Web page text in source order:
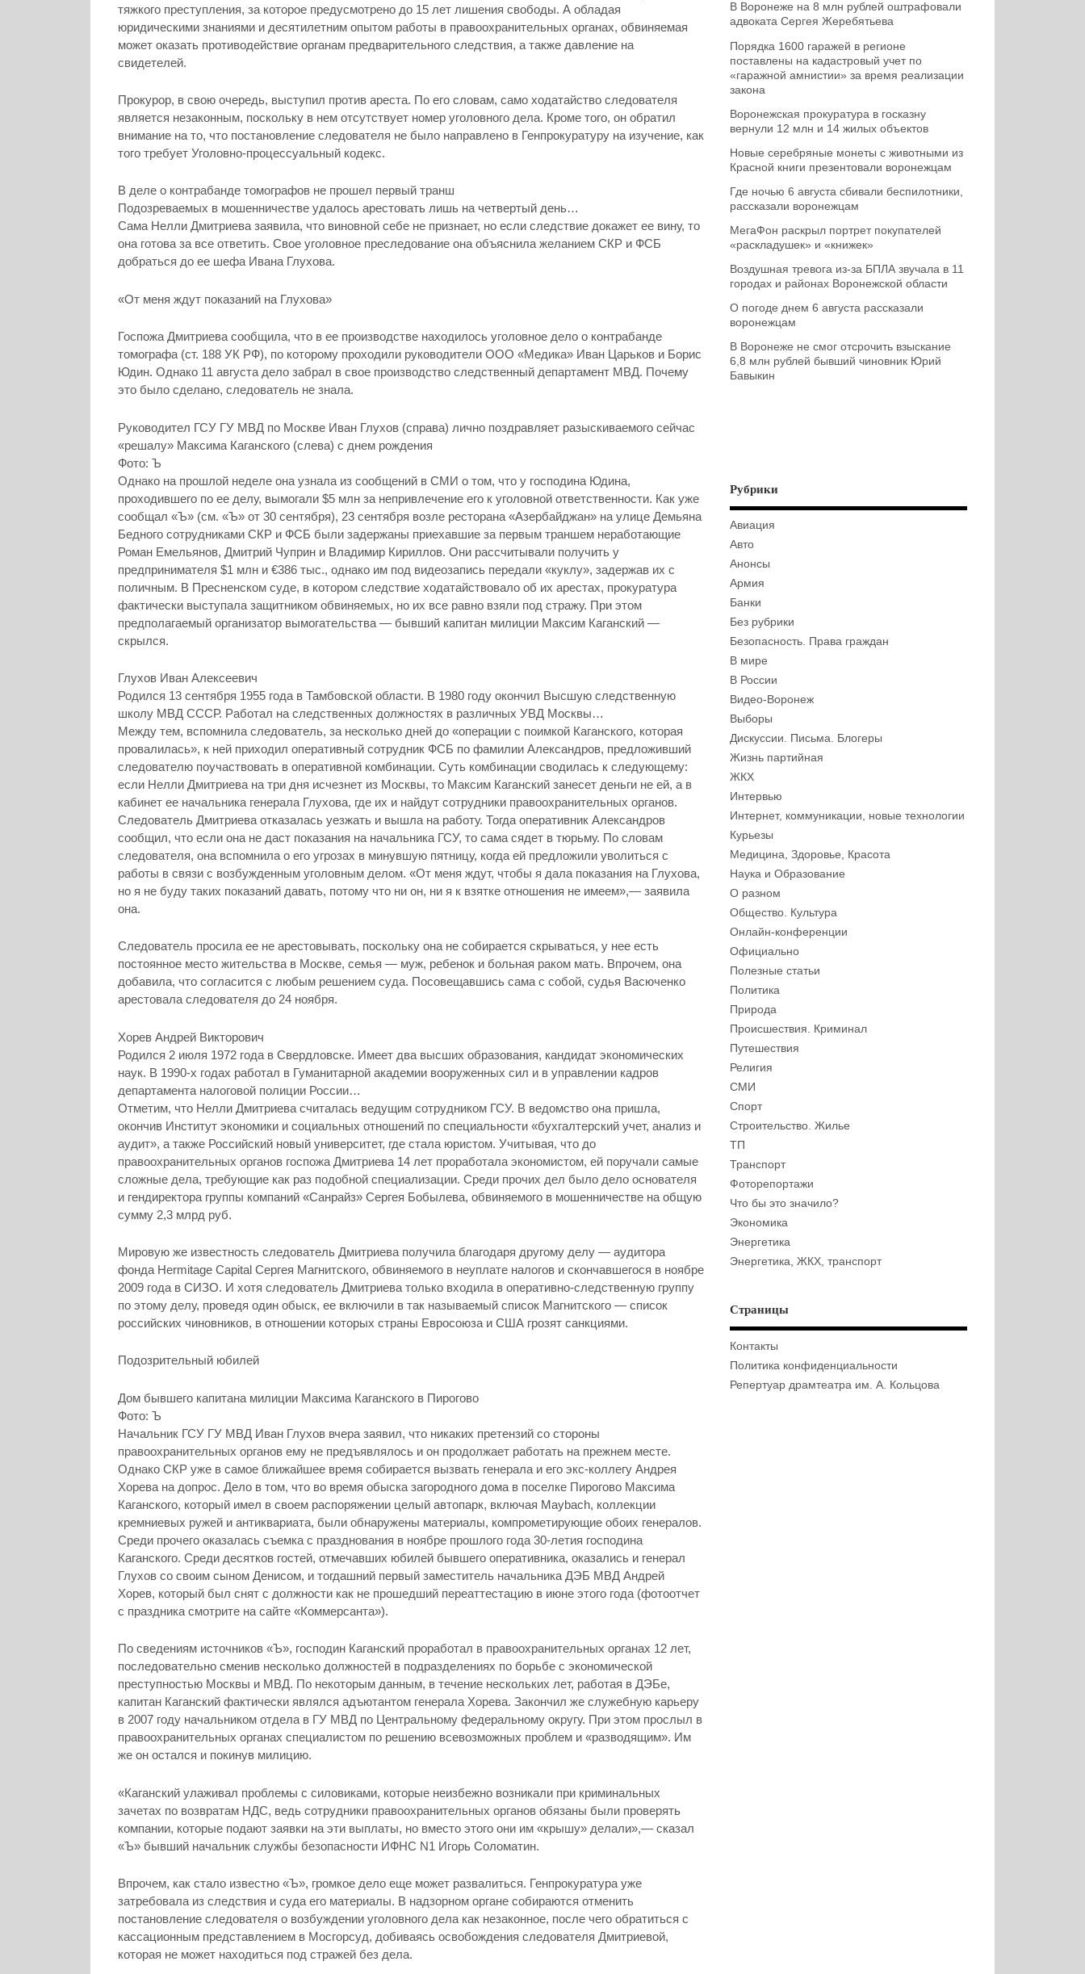
тяжкого преступления, за которое предусмотрено до 15 лет лишения свободы. А обладая
юридическими знаниями и десятилетним опытом работы в правоохранительных органах, обвиняемая
может оказать противодействие органам предварительного следствия, а также давление на
свидетелей.
Прокурор, в свою очередь, выступил против ареста. По его словам, само ходатайство следователя
является незаконным, поскольку в нем отсутствует номер уголовного дела. Кроме того, он обратил
внимание на то, что постановление следователя не было направлено в Генпрокуратуру на изучение, как
того требует Уголовно-процессуальный кодекс.
В деле о контрабанде томографов не прошел первый транш
Подозреваемых в мошенничестве удалось арестовать лишь на четвертый день…
Сама Нелли Дмитриева заявила, что виновной себе не признает, но если следствие докажет ее вину, то
она готова за все ответить. Свое уголовное преследование она объяснила желанием СКР и ФСБ
добраться до ее шефа Ивана Глухова.
«От меня ждут показаний на Глухова»
Госпожа Дмитриева сообщила, что в ее производстве находилось уголовное дело о контрабанде
томографа (ст. 188 УК РФ), по которому проходили руководители ООО «Медика» Иван Царьков и Борис
Юдин. Однако 11 августа дело забрал в свое производство следственный департамент МВД. Почему
это было сделано, следователь не знала.
Руководител ГСУ ГУ МВД по Москве Иван Глухов (справа) лично поздравляет разыскиваемого сейчас
«решалу» Максима Каганского (слева) с днем рождения
Фото: Ъ
Однако на прошлой неделе она узнала из сообщений в СМИ о том, что у господина Юдина,
проходившего по ее делу, вымогали $5 млн за непривлечение его к уголовной ответственности. Как уже
сообщал «Ъ» (см. «Ъ» от 30 сентября), 23 сентября возле ресторана «Азербайджан» на улице Демьяна
Бедного сотрудниками СКР и ФСБ были задержаны приехавшие за первым траншем неработающие
Роман Емельянов, Дмитрий Чуприн и Владимир Кириллов. Они рассчитывали получить у
предпринимателя $1 млн и €386 тыс., однако им под видеозапись передали «куклу», задержав их с
поличным. В Пресненском суде, в котором следствие ходатайствовало об их арестах, прокуратура
фактически выступала защитником обвиняемых, но их все равно взяли под стражу. При этом
предполагаемый организатор вымогательства — бывший капитан милиции Максим Каганский —
скрылся.
Глухов Иван Алексеевич
Родился 13 сентября 1955 года в Тамбовской области. В 1980 году окончил Высшую следственную
школу МВД СССР. Работал на следственных должностях в различных УВД Москвы…
Между тем, вспомнила следователь, за несколько дней до «операции с поимкой Каганского, которая
провалилась», к ней приходил оперативный сотрудник ФСБ по фамилии Александров, предложивший
следователю поучаствовать в оперативной комбинации. Суть комбинации сводилась к следующему:
если Нелли Дмитриева на три дня исчезнет из Москвы, то Максим Каганский занесет деньги не ей, а в
кабинет ее начальника генерала Глухова, где их и найдут сотрудники правоохранительных органов.
Следователь Дмитриева отказалась уезжать и вышла на работу. Тогда оперативник Александров
сообщил, что если она не даст показания на начальника ГСУ, то сама сядет в тюрьму. По словам
следователя, она вспомнила о его угрозах в минувшую пятницу, когда ей предложили уволиться с
работы в связи с возбужденным уголовным делом. «От меня ждут, чтобы я дала показания на Глухова,
но я не буду таких показаний давать, потому что ни он, ни я к взятке отношения не имеем»,— заявила
она.
Следователь просила ее не арестовывать, поскольку она не собирается скрываться, у нее есть
постоянное место жительства в Москве, семья — муж, ребенок и больная раком мать. Впрочем, она
добавила, что согласится с любым решением суда. Посовещавшись сама с собой, судья Васюченко
арестовала следователя до 24 ноября.
Хорев Андрей Викторович
Родился 2 июля 1972 года в Свердловске. Имеет два высших образования, кандидат экономических
наук. В 1990-х годах работал в Гуманитарной академии вооруженных сил и в управлении кадров
департамента налоговой полиции России…
Отметим, что Нелли Дмитриева считалась ведущим сотрудником ГСУ. В ведомство она пришла,
окончив Институт экономики и социальных отношений по специальности «бухгалтерский учет, анализ и
аудит», а также Российский новый университет, где стала юристом. Учитывая, что до
правоохранительных органов госпожа Дмитриева 14 лет проработала экономистом, ей поручали самые
сложные дела, требующие как раз подобной специализации. Среди прочих дел было дело основателя
и гендиректора группы компаний «Санрайз» Сергея Бобылева, обвиняемого в мошенничестве на общую
сумму 2,3 млрд руб.
Мировую же известность следователь Дмитриева получила благодаря другому делу — аудитора
фонда Hermitage Capital Сергея Магнитского, обвиняемого в неуплате налогов и скончавшегося в ноябре
2009 года в СИЗО. И хотя следователь Дмитриева только входила в оперативно-следственную группу
по этому делу, проведя один обыск, ее включили в так называемый список Магнитского — список
российских чиновников, в отношении которых страны Евросоюза и США грозят санкциями.
Подозрительный юбилей
Дом бывшего капитана милиции Максима Каганского в Пирогово
Фото: Ъ
Начальник ГСУ ГУ МВД Иван Глухов вчера заявил, что никаких претензий со стороны
правоохранительных органов ему не предъявлялось и он продолжает работать на прежнем месте.
Однако СКР уже в самое ближайшее время собирается вызвать генерала и его экс-коллегу Андрея
Хорева на допрос. Дело в том, что во время обыска загородного дома в поселке Пирогово Максима
Каганского, который имел в своем распоряжении целый автопарк, включая Maybach, коллекции
кремниевых ружей и антиквариата, были обнаружены материалы, компрометирующие обоих генералов.
Среди прочего оказалась съемка с празднования в ноябре прошлого года 30-летия господина
Каганского. Среди десятков гостей, отмечавших юбилей бывшего оперативника, оказались и генерал
Глухов со своим сыном Денисом, и тогдашний первый заместитель начальника ДЭБ МВД Андрей
Хорев, который был снят с должности как не прошедший переаттестацию в июне этого года (фотоотчет
с праздника смотрите на сайте «Коммерсанта»).
По сведениям источников «Ъ», господин Каганский проработал в правоохранительных органах 12 лет,
последовательно сменив несколько должностей в подразделениях по борьбе с экономической
преступностью Москвы и МВД. По некоторым данным, в течение нескольких лет, работая в ДЭБе,
капитан Каганский фактически являлся адъютантом генерала Хорева. Закончил же служебную карьеру
в 2007 году начальником отдела в ГУ МВД по Центральному федеральному округу. При этом прослыл в
правоохранительных органах специалистом по решению всевозможных проблем и «разводящим». Им
же он остался и покинув милицию.
«Каганский улаживал проблемы с силовиками, которые неизбежно возникали при криминальных
зачетах по возвратам НДС, ведь сотрудники правоохранительных органов обязаны были проверять
компании, которые подают заявки на эти выплаты, но вместо этого они им «крышу» делали»,— сказал
«Ъ» бывший начальник службы безопасности ИФНС N1 Игорь Соломатин.
Впрочем, как стало известно «Ъ», громкое дело еще может развалиться. Генпрокуратура уже
затребовала из следствия и суда его материалы. В надзорном органе собираются отменить
постановление следователя о возбуждении уголовного дела как незаконное, после чего обратиться с
кассационным представлением в Мосгорсуд, добиваясь освобождения следователя Дмитриевой,
которая не может находиться под стражей без дела.
В Воронеже на 8 млн рублей оштрафовали
адвоката Сергея Жеребятьева
Порядка 1600 гаражей в регионе
поставлены на кадастровый учет по
«гаражной амнистии» за время реализации
закона
Воронежская прокуратура в госказну
вернули 12 млн и 14 жилых объектов
Новые серебряные монеты с животными из
Красной книги презентовали воронежцам
Где ночью 6 августа сбивали беспилотники,
рассказали воронежцам
МегаФон раскрыл портрет покупателей
«раскладушек» и «книжек»
Воздушная тревога из-за БПЛА звучала в 11
городах и районах Воронежской области
О погоде днем 6 августа рассказали
воронежцам
В Воронеже не смог отсрочить взыскание
6,8 млн рублей бывший чиновник Юрий
Бавыкин
Рубрики
Авиация
Авто
Анонсы
Армия
Банки
Без рубрики
Безопасность. Права граждан
В мире
В России
Видео-Воронеж
Выборы
Дискуссии. Письма. Блогеры
Жизнь партийная
ЖКХ
Интервью
Интернет, коммуникации, новые технологии
Курьезы
Медицина, Здоровье, Красота
Наука и Образование
О разном
Общество. Культура
Онлайн-конференции
Официально
Полезные статьи
Политика
Природа
Происшествия. Криминал
Путешествия
Религия
СМИ
Спорт
Строительство. Жилье
ТП
Транспорт
Фоторепортажи
Что бы это значило?
Экономика
Энергетика
Энергетика, ЖКХ, транспорт
Страницы
Контакты
Политика конфиденциальности
Репертуар драмтеатра им. А. Кольцова